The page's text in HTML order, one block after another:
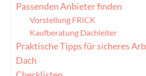
Passenden Anbieter finden
Vorstellung FRICK
Kaufberatung Dachleiter
Praktische Tipps für sicheres
Dach